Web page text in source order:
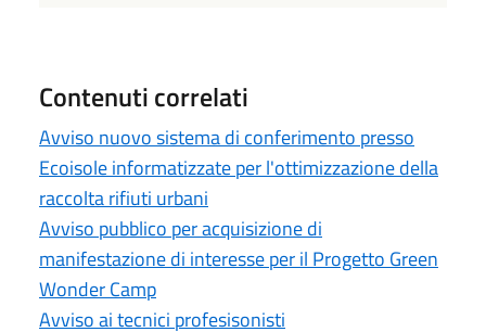
Contenuti correlati
Avviso nuovo sistema di conferimento presso
Ecoisole informatizzate per l'ottimizzazione della
raccolta rifiuti urbani
Avviso pubblico per acquisizione di
manifestazione di interesse per il Progetto Green
Wonder Camp
Avviso ai tecnici profesisonisti